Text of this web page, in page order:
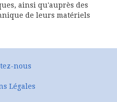
ainsi qu'auprès des
de leurs matériels
nous
Légales